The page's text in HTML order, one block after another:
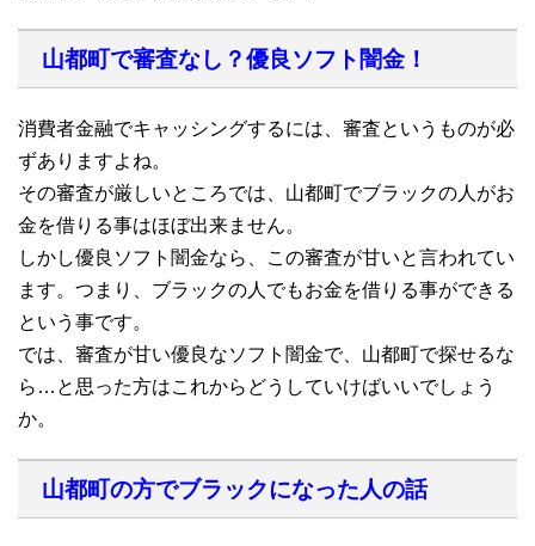
山都町で審査なし？優良ソフト闇金！
消費者金融でキャッシングするには、審査というものが必
ずありますよね。
その審査が厳しいところでは、山都町でブラックの人がお
金を借りる事はほぼ出来ません。
しかし優良ソフト闇金なら、この審査が甘いと言われてい
ます。つまり、ブラックの人でもお金を借りる事ができる
という事です。
では、審査が甘い優良なソフト闇金で、山都町で探せるな
ら…と思った方はこれからどうしていけばいいでしょう
か。
山都町の方でブラックになった人の話